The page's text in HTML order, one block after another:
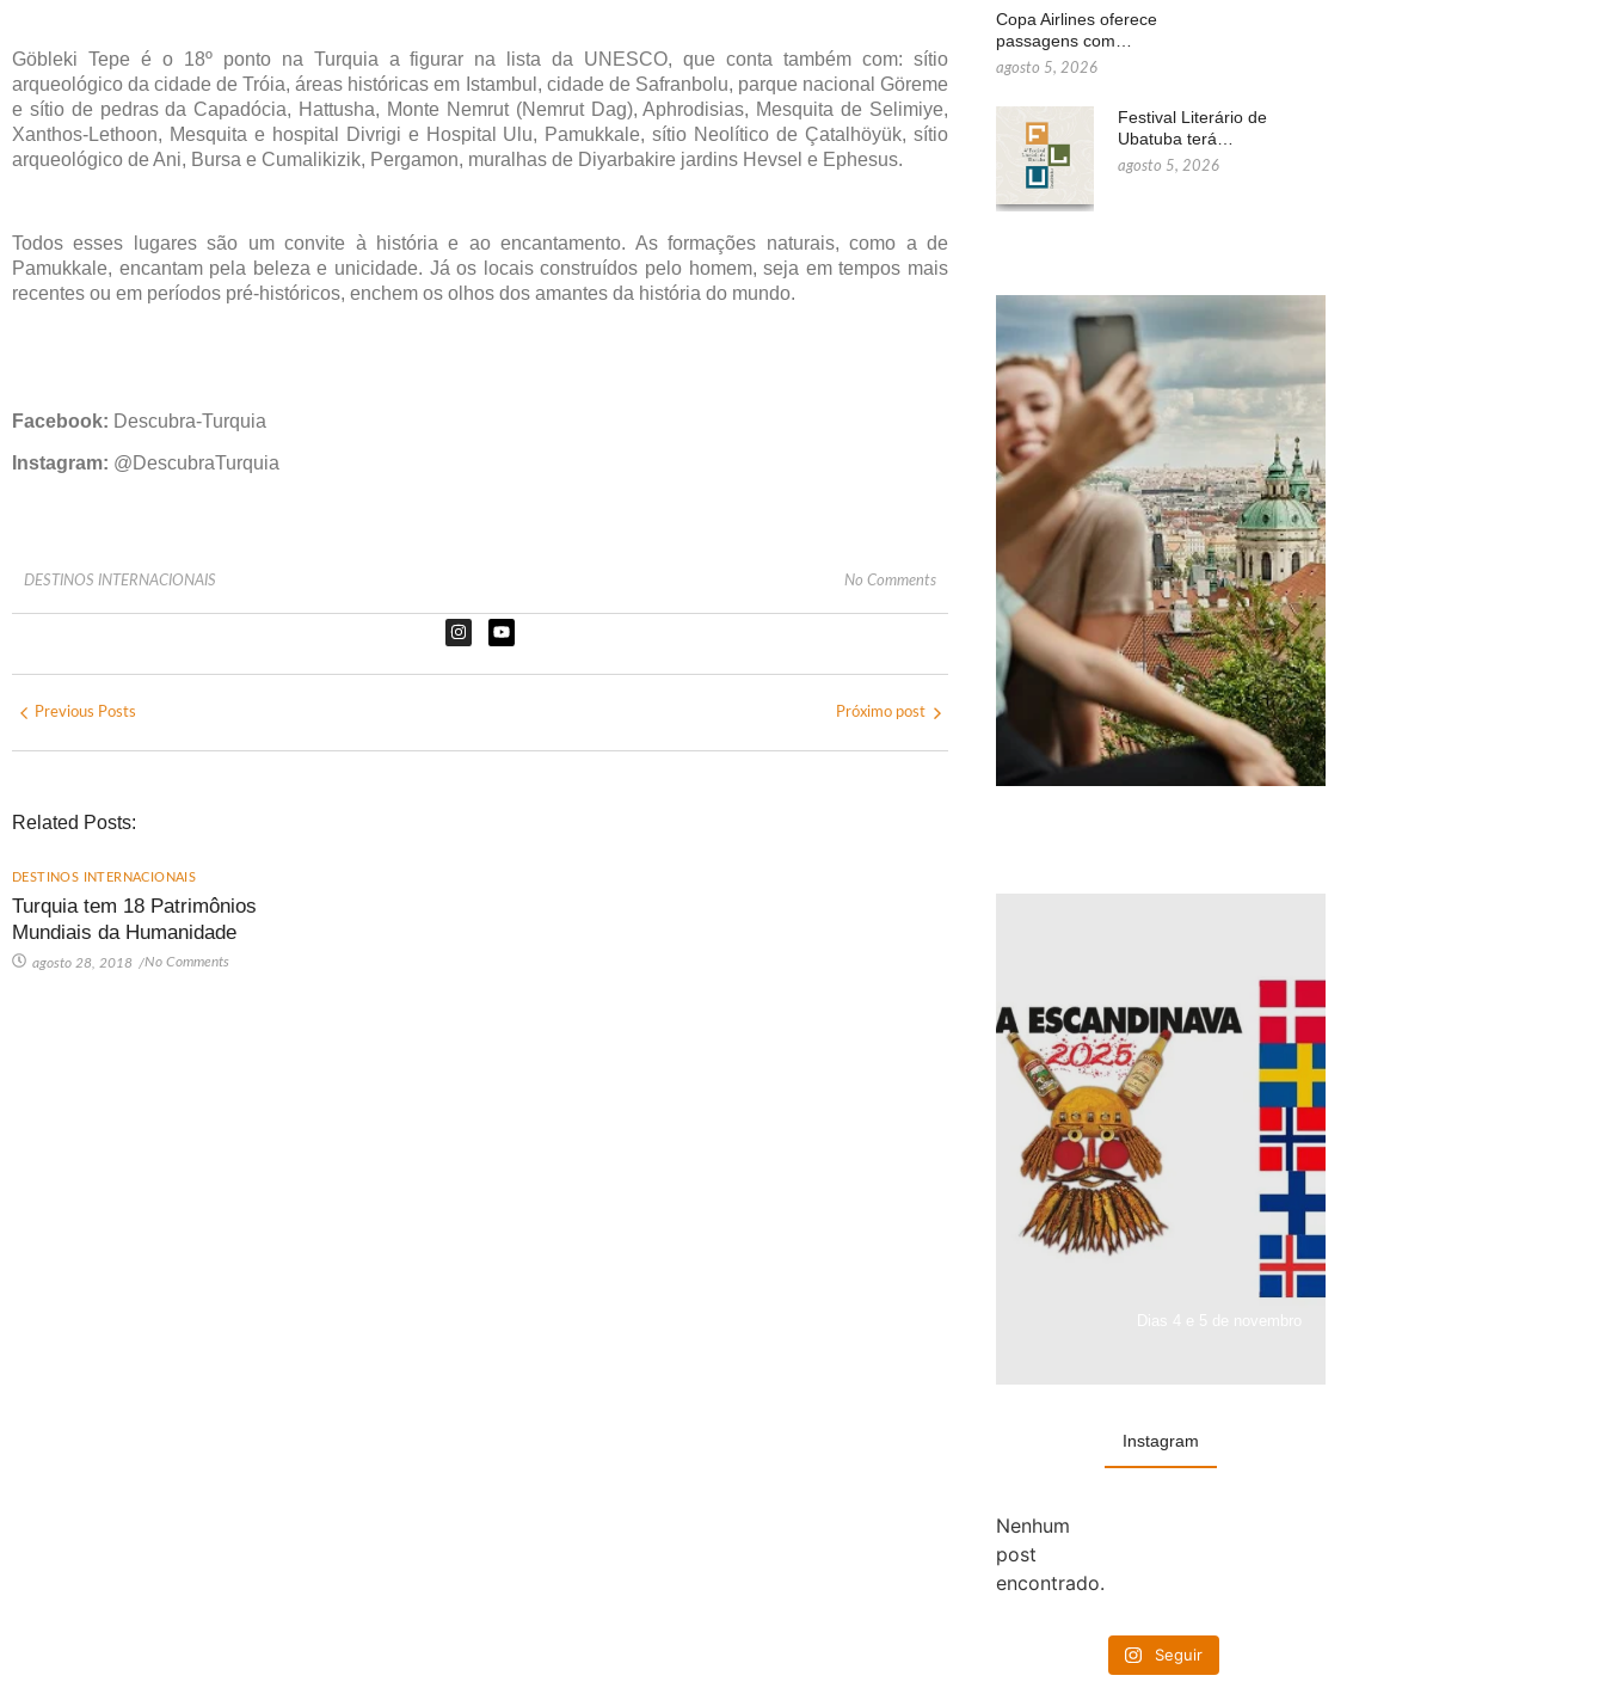
Göbleki Tepe é o 18º ponto na Turquia a figurar na lista da UNESCO, que conta também com: sítio
arqueológico da cidade de Tróia, áreas históricas em Istambul, cidade de Safranbolu, parque nacional Göreme
e sítio de pedras da Capadócia, Hattusha, Monte Nemrut (Nemrut Dag), Aphrodisias, Mesquita de Selimiye,
Xanthos-Lethoon, Mesquita e hospital Divrigi e Hospital Ulu, Pamukkale, sítio Neolítico de Çatalhöyük, sítio
arqueológico de Ani, Bursa e Cumalikizik, Pergamon, muralhas de Diyarbakire jardins Hevsel e Ephesus.
Todos esses lugares são um convite à história e ao encantamento. As formações naturais, como a de
Pamukkale, encantam pela beleza e unicidade. Já os locais construídos pelo homem, seja em tempos mais
recentes ou em períodos pré-históricos, enchem os olhos dos amantes da história do mundo.
Facebook: Descubra-Turquia
Instagram: @DescubraTurquia
DESTINOS INTERNACIONAIS No Comments
Previous Posts Próximo post
Related Posts:
DESTINOS INTERNACIONAIS
Turquia tem 18 Patrimônios
Mundiais da Humanidade
agosto 28, 2018 /No Comments
Copa Airlines oferece
passagens com…
agosto 5, 2026
Festival Literário de
Ubatuba terá…
agosto 5, 2026
Instagram
Nenhum
post
encontrado.
Seguir